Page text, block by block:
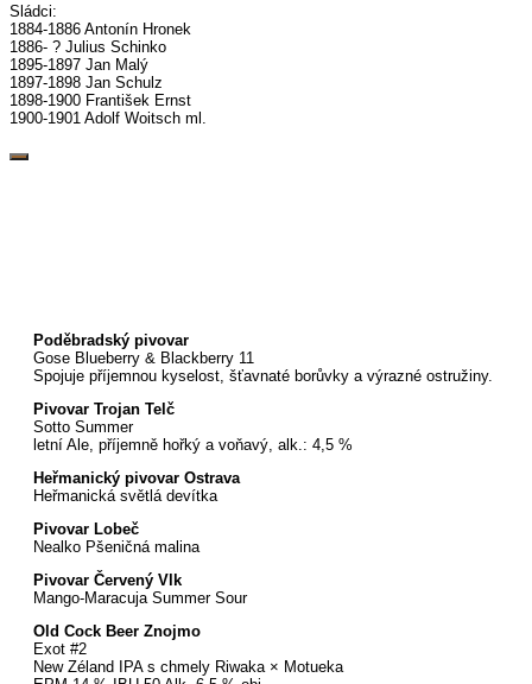
Sládci:
1884-1886 Antonín Hronek
1886- ? Julius Schinko
1895-1897 Jan Malý
1897-1898 Jan Schulz
1898-1900 František Ernst
1900-1901 Adolf Woitsch ml.
Poděbradský pivovar
Gose Blueberry & Blackberry 11
Spojuje příjemnou kyselost, šťavnaté borůvky a výrazné ostružiny.
Pivovar Trojan Telč
Sotto Summer
letní Ale, příjemně hořký a voňavý, alk.: 4,5 %
Heřmanický pivovar Ostrava
Heřmanická světlá devítka
Pivovar Lobeč
Nealko Pšeničná malina
Pivovar Červený Vlk
Mango-Maracuja Summer Sour
Old Cock Beer Znojmo
Exot #2
New Zéland IPA s chmely Riwaka × Motueka